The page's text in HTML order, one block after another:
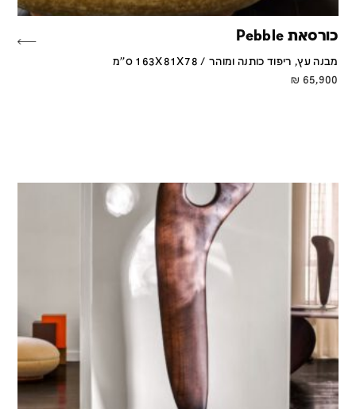
כורסאת Pebble
מבנה עץ, ריפוד כותנה ומוהר / 163X81X78 ס''מ
65,900
₪